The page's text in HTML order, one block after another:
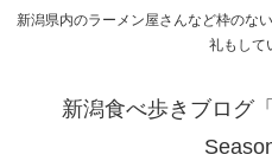
新潟県内のラーメン屋さんなど枠のな
礼もして
新潟食べ歩きブログ